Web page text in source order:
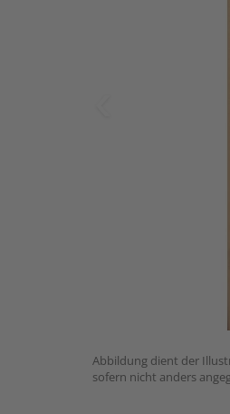
Abbildung dient der
sofern nicht anders